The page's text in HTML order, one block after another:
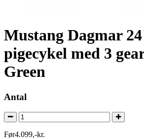
Mustang Dagmar
pigecykel med 3
Green
Antal
Før4.099,-kr.